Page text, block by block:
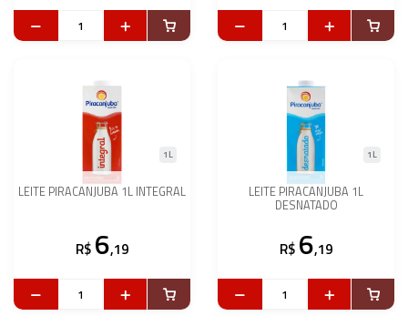
LEITE PIRACANJUBA 1L INTEGRAL
1L
R$ 6,19
LEITE PIRACANJUBA 1L
DESNATADO
1L
R$ 6,19